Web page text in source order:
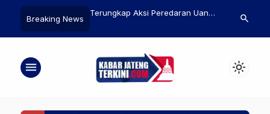
Breaking News
Aksi Peredaran Uang
Polisi Amankan Remaja 16
Tantangan Dunia Medis di Jateng
Distribusi Dokter Belum Rata
search
menu light_mode